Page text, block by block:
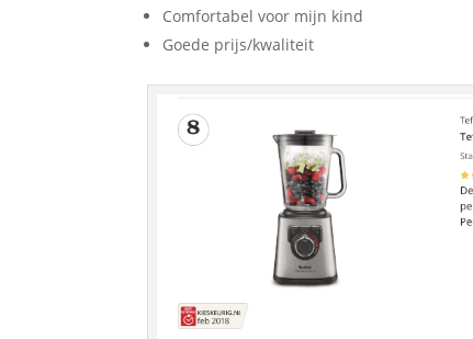
Comfortabel voor mijn kind
Goede prijs/kwaliteit